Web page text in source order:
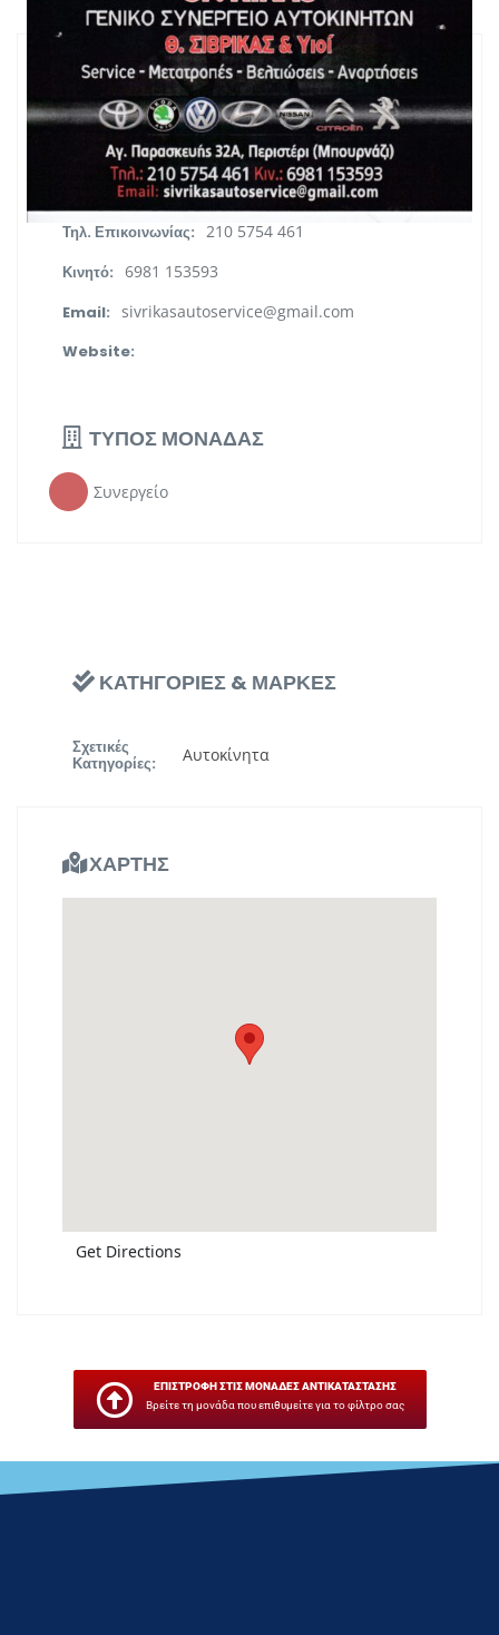
ΠΛΗΡΟΦΟΡΙΕΣ
Διεύθυνση: Αγ.Παρασκευής 32Α , Περιστέρι
(Μπουρνάζι)
Περιφέρεια: Αττική
Τηλ. Επικοινωνίας: 210 5754 461
Κινητό: 6981 153593
Email: sivrikasautoservice@gmail.com
Website:
ΤΥΠΟΣ ΜΟΝΑΔΑΣ
Συνεργείο
ΚΑΤΗΓΟΡΙΕΣ & ΜΑΡΚΕΣ
Σχετικές
Κατηγορίες: Αυτοκίνητα
ΧΑΡΤΗΣ
Get Directions
ΕΠΙΣΤΡΟΦΗ ΣΤΙΣ ΜΟΝΑΔΕΣ ΑΝΤΙΚΑΤΑΣΤΑΣΗΣ
Βρείτε τη μονάδα που επιθυμείτε για το φίλτρο σας